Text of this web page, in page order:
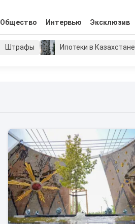
Общество Интервью Эксклюзив
Штрафы Ипотеки в Казахстане